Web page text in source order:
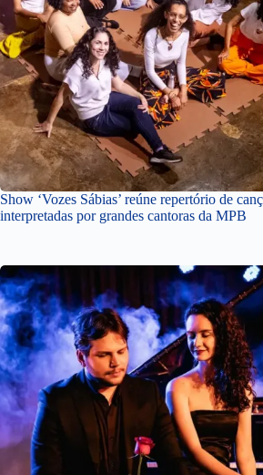
Show ‘Vozes Sábias’ reúne repertório de
interpretadas por grandes cantoras da MPB